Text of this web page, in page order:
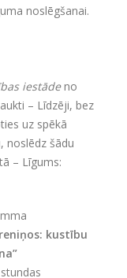
noslēgšanai.
iestāde no
– Līdzēji, bez
uz spēkā
noslēdz šādu
– Līgums:
kustību